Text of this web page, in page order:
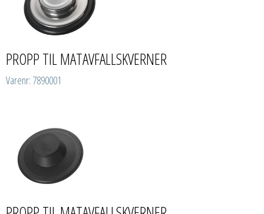
PROPP TIL MATAVFALLSKVERNER
Varenr: 7890001